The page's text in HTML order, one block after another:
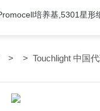
培养基,5301星形
> > Touchlight 中国代